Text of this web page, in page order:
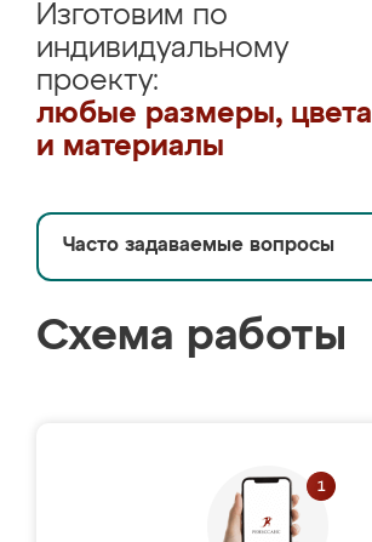
Изготовим по
индивидуальному
проекту:
любые размеры, цвета
и материалы
Часто задаваемые вопросы
Схема работы